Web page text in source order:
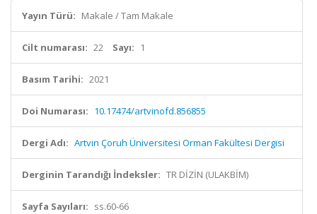
Yayın Türü: Makale / Tam Makale
Cilt numarası: 22 Sayı: 1
Basım Tarihi: 2021
Doi Numarası: 10.17474/artvinofd.856855
Dergi Adı: Artvin Çoruh Üniversitesi Orman Fakültesi Dergisi
Derginin Tarandığı İndeksler: TR DİZİN (ULAKBİM)
Sayfa Sayıları: ss.60-66